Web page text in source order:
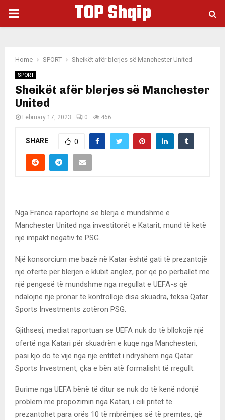
PRIMARY
TOP Shqip
Home SPORT Sheikët afër blerjes së Manchester United
SPORT
Sheikët afër blerjes së Manchester
United
February 17, 2023 0 466
SHARE 0
Nga Franca raportojnë se blerja e mundshme e
Manchester United nga investitorët e Katarit, mund të ketë
një impakt negativ te PSG.
Një konsorcium me bazë në Katar është gati të prezantojë
një ofertë për blerjen e klubit anglez, por që po përballet me
një pengesë të mundshme nga rregullat e UEFA-s që
ndalojnë një pronar të kontrollojë disa skuadra, teksa Qatar
Sports Investments zotëron PSG.
Gjithsesi, mediat raportuan se UEFA nuk do të bllokojë një
ofertë nga Katari për skuadrën e kuqe nga Manchesteri,
pasi kjo do të vijë nga një entitet i ndryshëm nga Qatar
Sports Investment, çka e bën atë formalisht të rregullt.
Burime nga UEFA bënë të ditur se nuk do të kenë ndonjë
problem me propozimin nga Katari, i cili pritet të
prezantohet para orës 10 të mbrëmjes së të premtes, që